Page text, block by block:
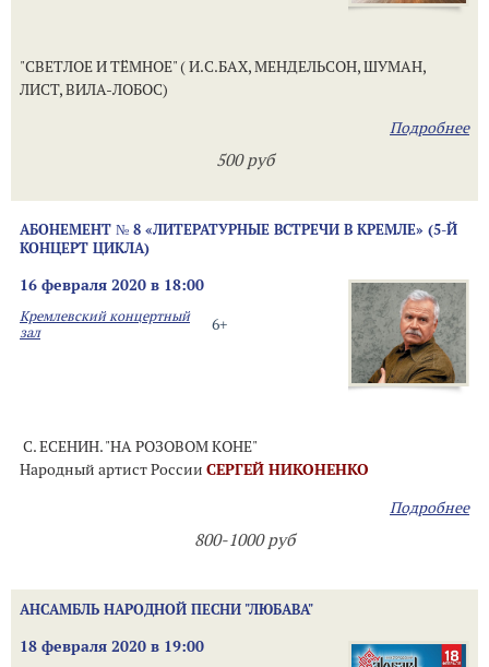
"СВЕТЛОЕ И ТЁМНОЕ" ( И.С.БАХ, МЕНДЕЛЬСОН, ШУМАН,
ЛИСТ, ВИЛА-ЛОБОС)
Подробнее
500 руб
АБОНЕМЕНТ № 8 «ЛИТЕРАТУРНЫЕ ВСТРЕЧИ В КРЕМЛЕ» (5-Й
КОНЦЕРТ ЦИКЛА)
16 февраля 2020 в 18:00
6+
Кремлевский концертный
зал
С. ЕСЕНИН. "НА РОЗОВОМ КОНЕ"
Народный артист России СЕРГЕЙ НИКОНЕНКО
Подробнее
800-1000 руб
АНСАМБЛЬ НАРОДНОЙ ПЕСНИ "ЛЮБАВА"
18 февраля 2020 в 19:00